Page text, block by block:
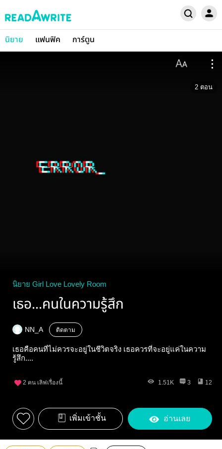
นิยาย แฟนฟิค การ์ตูน
2 ตอน
นิยาย Girl Love Lovely Room
เธอ...คนในความรู้สึก
NN_A ติดตาม
เธอคือคนที่ไม่ควรจะอยู่ในชีวิตจริง เธอควรที่จะอยู่แค่ในความ
รู้สึก....
2 คน เลิฟเรื่องนี้ 1.51K 3 12
เพิ่มเข้าชั้น อ่านเลย